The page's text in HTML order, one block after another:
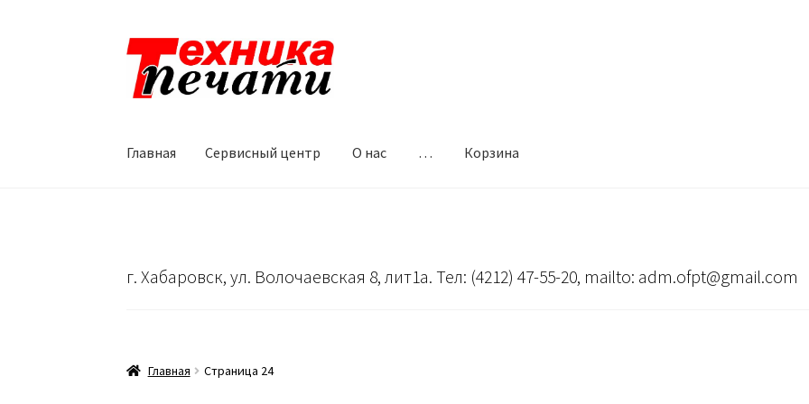
Перейти
навигации
Перейти
содержимому
Главная Сервисный центр О нас … Корзина
г. Хабаровск, ул. Волочаевская 8, лит1а. Тел: (4212) 47-55-20, mailto: adm.ofpt@gmail.com
Главная Страница 24